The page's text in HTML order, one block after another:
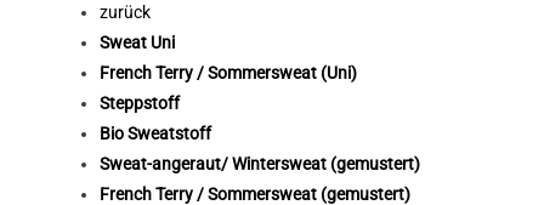
zurück
Sweat Uni
French Terry / Sommersweat (Uni)
Steppstoff
Bio Sweatstoff
Sweat-angeraut/ Wintersweat (gemustert)
French Terry / Sommersweat (gemustert)